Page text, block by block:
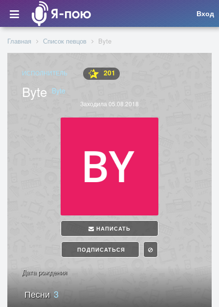
Вход
Главная Список певцов Byte
ИСПОЛНИТЕЛЬ 201
Byte Byte
Заходила 05.08.2018
НАПИСАТЬ
ПОДПИСАТЬСЯ
Дата рождения
Песни 3